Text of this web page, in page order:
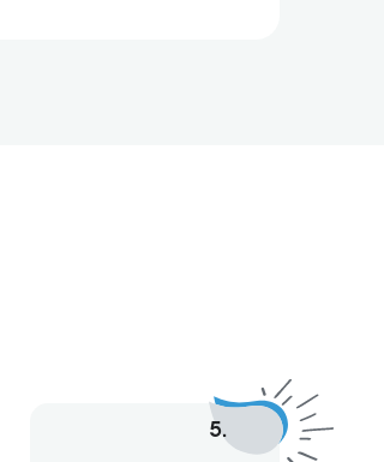
5.